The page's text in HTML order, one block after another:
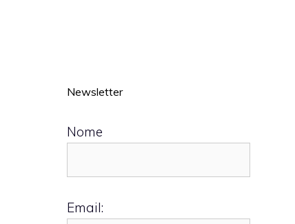
Newsletter
Nome
Email: